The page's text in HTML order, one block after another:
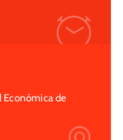
Económica de